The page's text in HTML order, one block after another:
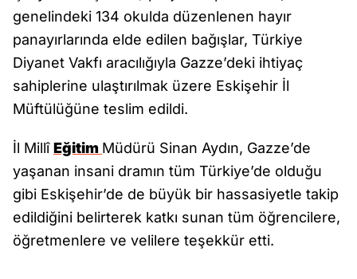
genelindeki 134 okulda düzenlenen hayır
panayırlarında elde edilen bağışlar, Türkiye
Diyanet Vakfı aracılığıyla Gazze’deki ihtiyaç
sahiplerine ulaştırılmak üzere Eskişehir İl
Müftülüğüne teslim edildi.
İl MillîEğitim Müdürü Sinan Aydın, Gazze’de
yaşanan insani dramın tüm Türkiye’de olduğu
gibi Eskişehir’de de büyük bir hassasiyetle takip
edildiğini belirterek katkı sunan tüm öğrencilere,
öğretmenlere ve velilere teşekkür etti.